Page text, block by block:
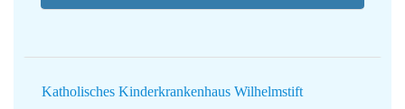
Katholisches Kinderkrankenhaus Wilhelmstift